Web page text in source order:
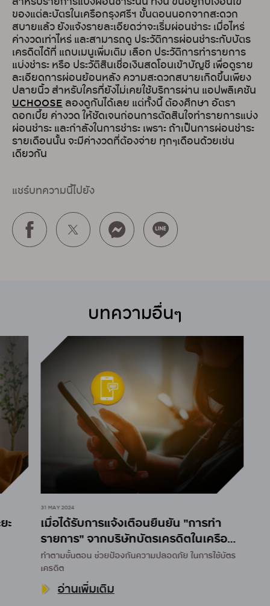
ของแต่ละบัตรในเครือกรุงศรีฯ ขั้นตอนนอกจากสะดวก
สบายแล้ว ยังแจ้งรายละเอียดว่าจะเริ่มผ่อนชำระ เมื่อไหร่
ค่างวดเท่าไหร่ และสามารถดู ประวัติการผ่อนชำระกับบัตร
เครดิตได้ที่ แถบเมนูเพิ่มเติม เลือก ประวัติการทำรายการ
แบ่งชำระ หรือ ประวัติสินเชื่อเงินสดโอนเข้าบัญชี เพื่อดูราย
ละเอียดการผ่อนย้อนหลัง ความสะดวกสบายเกิดขึ้นเพียง
ปลายนิ้ว สำหรับใครที่ยังไม่เคยใช้บริการผ่าน แอปพลิเคชัน
UCHOOSEลองดูกันได้เลย แต่ทั้งนี้ ต้องศึกษา อัตรา
ดอกเบี้ย ค่างวด ให้ชัดเจนก่อนการตัดสินใจทำรายการแบ่ง
ผ่อนชำระ และกำลังในการชำระ เพราะ ถ้าเป็นการผ่อนชำระ
รายเดือนนั้น จะมีค่างวดที่ต้องจ่าย ทุกๆเดือนด้วยเช่น
เดียวกัน
แชร์บทความนี้ไปยัง
บทความอื่นๆ
31 MAY 2024
เมื่อได้รับการแจ้งเตือนยืนยัน "การทำ
รายการ" จากบริษัทบัตรเครดิตในเครือ
กรุงศรี คอนซูมเมอร์
ทำตามขั้นตอนช่วยป้องกันความปลอดภัยในการใช้บัตร
เครดิต
อ่านเพิ่มเติม